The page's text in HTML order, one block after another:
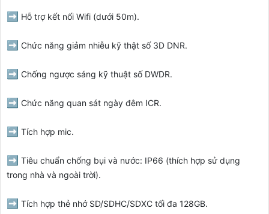
➡️ Hỗ trợ kết nối Wifi (dưới 50m).
➡️ Chức năng giảm nhiễu kỹ thật số 3D DNR.
➡️ Chống ngược sáng kỹ thuật số DWDR.
➡️ Chức năng quan sát ngày đêm ICR.
➡️ Tích hợp mic.
➡️ Tiêu chuẩn chống bụi và nước: IP66 (thích hợp sử dụng
trong nhà và ngoài trời).
➡️ Tích hợp thẻ nhớ SD/SDHC/SDXC tối đa 128GB.